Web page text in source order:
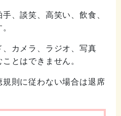
、談笑、高笑い、飲食、
カメラ、ラジオ、写真
とはできません。
則に従わない場合は退席